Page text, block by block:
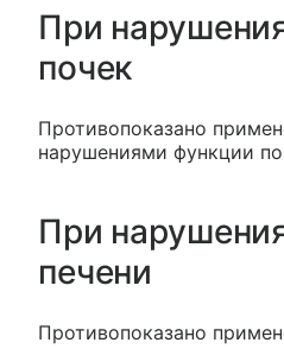
При
почек
Противопоказано
нарушениями функции
При
печени
Противопоказано